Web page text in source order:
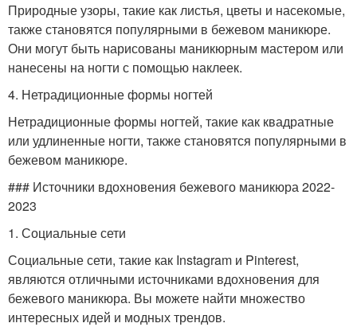
Природные узоры, такие как листья, цветы и насекомые,
также становятся популярными в бежевом маникюре.
Они могут быть нарисованы маникюрным мастером или
нанесены на ногти с помощью наклеек.
4. Нетрадиционные формы ногтей
Нетрадиционные формы ногтей, такие как квадратные
или удлиненные ногти, также становятся популярными в
бежевом маникюре.
### Источники вдохновения бежевого маникюра 2022-
2023
1. Социальные сети
Социальные сети, такие как Instagram и Pinterest,
являются отличными источниками вдохновения для
бежевого маникюра. Вы можете найти множество
интересных идей и модных трендов.